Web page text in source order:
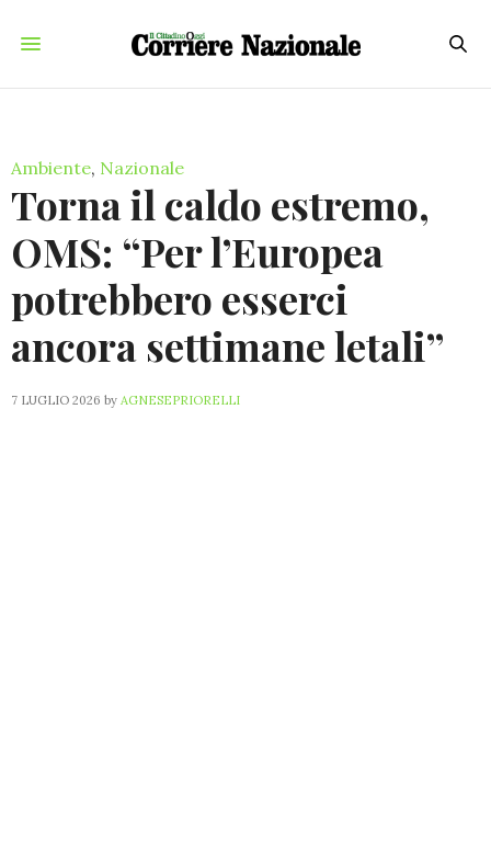
Ambiente, Nazionale
Torna il caldo estremo,
OMS: “Per l’Europea
potrebbero esserci
ancora settimane letali”
7 LUGLIO 2026 by AGNESEPRIORELLI